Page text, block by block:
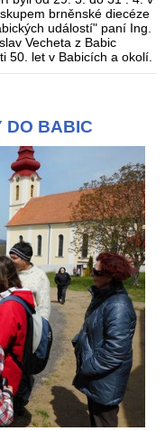
brněnské diecéze
událostí" paní Ing.
Vecheta z Babic
50. let v Babicích a okolí.
DO BABIC